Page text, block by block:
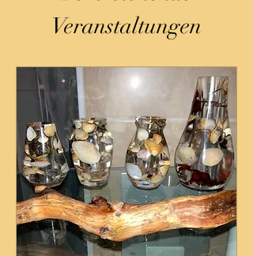
Veranstaltungen